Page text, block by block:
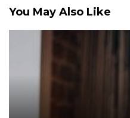
You May Also Like